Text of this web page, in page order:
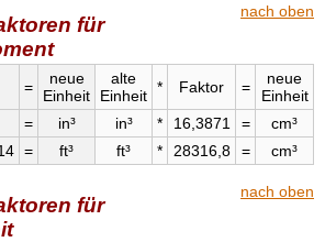
nach oben
für
=
neue
Einheit
alte
Einheit * Faktor =
neue
Einheit
= in³ in³ * 16,3871 =
cm³
= ft³ ft³ * 28316,8 = cm³
nach oben
für